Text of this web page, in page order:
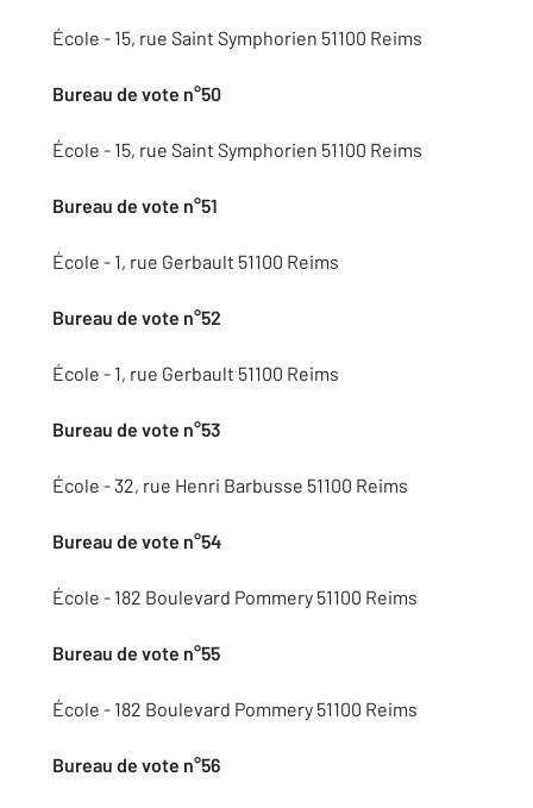
École - 15, rue Saint Symphorien 51100 Reims
Bureau de vote n°50
École - 15, rue Saint Symphorien 51100 Reims
Bureau de vote n°51
École - 1, rue Gerbault 51100 Reims
Bureau de vote n°52
École - 1, rue Gerbault 51100 Reims
Bureau de vote n°53
École - 32, rue Henri Barbusse 51100 Reims
Bureau de vote n°54
École - 182 Boulevard Pommery 51100 Reims
Bureau de vote n°55
École - 182 Boulevard Pommery 51100 Reims
Bureau de vote n°56